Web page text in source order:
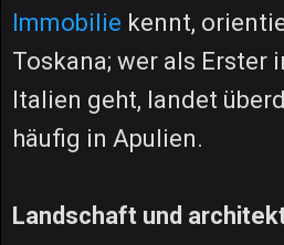
Immobilie kennt,
Toskana; wer als Erster
Italien geht, landet
häufig in Apulien.
Landschaft und